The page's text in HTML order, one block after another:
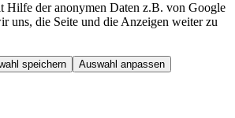
Hilfe der anonymen Daten z.B. von Google
uns, die Seite und die Anzeigen weiter zu
speichern Auswahl anpassen